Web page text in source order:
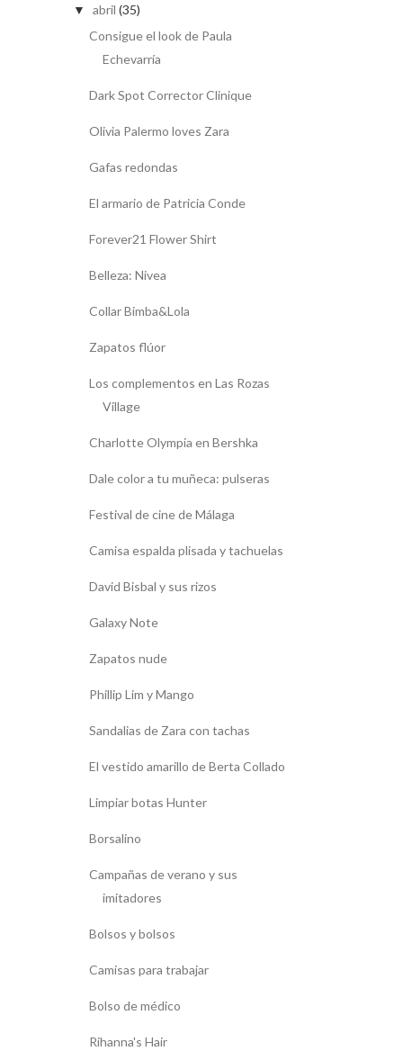
▼ abril (35)
Consigue el look de Paula
Echevarría
Dark Spot Corrector Clinique
Olivia Palermo loves Zara
Gafas redondas
El armario de Patricia Conde
Forever21 Flower Shirt
Belleza: Nivea
Collar Bimba&Lola
Zapatos flúor
Los complementos en Las Rozas
Village
Charlotte Olympia en Bershka
Dale color a tu muñeca: pulseras
Festival de cine de Málaga
Camisa espalda plisada y tachuelas
David Bisbal y sus rizos
Galaxy Note
Zapatos nude
Phillip Lim y Mango
Sandalias de Zara con tachas
El vestido amarillo de Berta Collado
Limpiar botas Hunter
Borsalino
Campañas de verano y sus
imitadores
Bolsos y bolsos
Camisas para trabajar
Bolso de médico
Rihanna's Hair